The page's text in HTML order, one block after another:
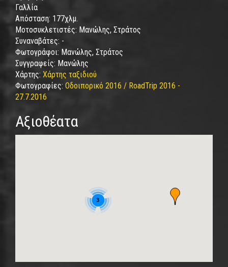
Γαλλία
Απόσταση: 177χλμ.
Μοτοσυκλετιστές: Μανώλης, Στράτος
Συναναβάτες: -
Φωτογράφοι: Μανώλης, Στράτος
Συγγραφείς: Μανώλης
Χάρτης: Χάρτης ταξιδιού
Φωτογραφίες: Οδοιπορικό 2016 / RoadTrip 2016 -
27.7.2016
Αξιοθέατα
3